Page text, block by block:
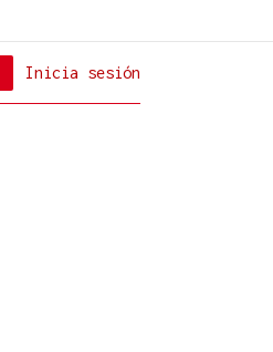
Inicia sesión